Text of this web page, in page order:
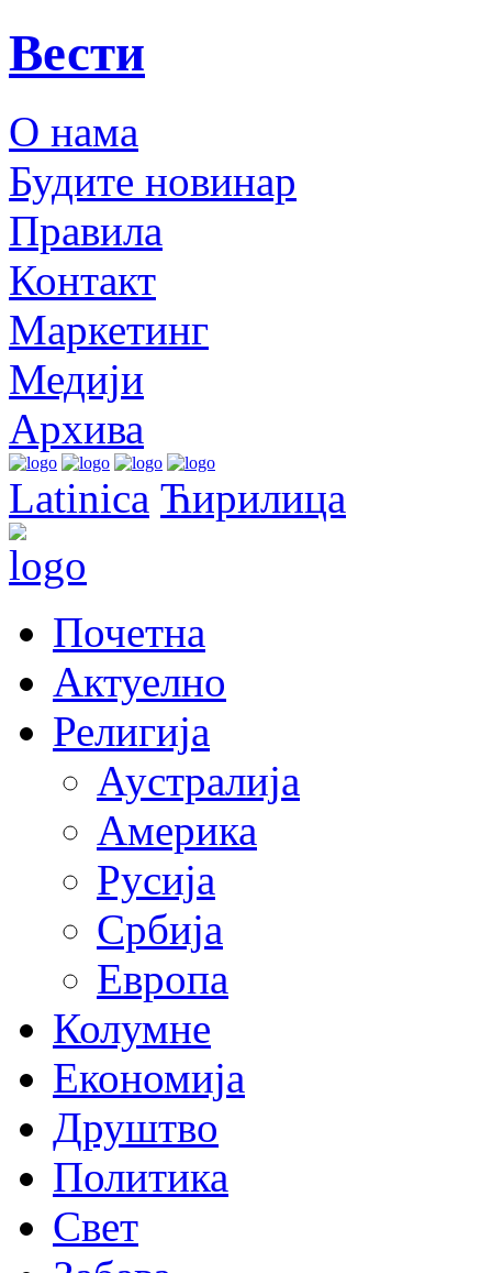
Вести
О нама
Будите новинар
Правила
Контакт
Маркетинг
Медији
Архива
Latinica Ћирилица
Почетна
Актуелно
Религија
Аустралија
Америка
Русија
Србија
Европа
Колумне
Економија
Друштво
Политика
Свет